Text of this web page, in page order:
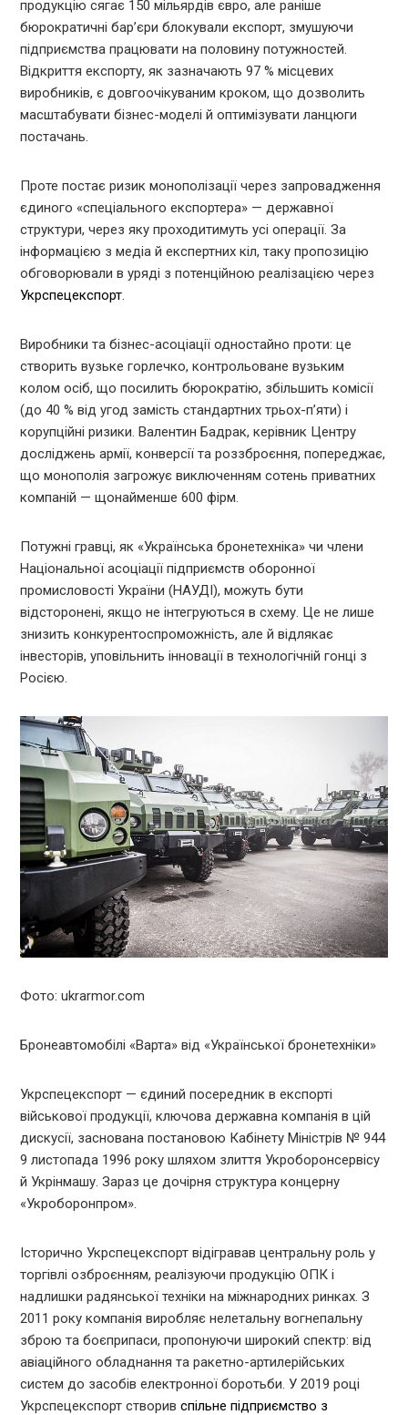
продукцію сягає 150 мільярдів євро, але раніше
бюрократичні бар’єри блокували експорт, змушуючи
підприємства працювати на половину потужностей.
Відкриття експорту, як зазначають 97 % місцевих
виробників, є довгоочікуваним кроком, що дозволить
масштабувати бізнес-моделі й оптимізувати ланцюги
постачань.
Проте постає ризик монополізації через запровадження
єдиного «спеціального експортера» — державної
структури, через яку проходитимуть усі операції. За
інформацією з медіа й експертних кіл, таку пропозицію
обговорювали в уряді з потенційною реалізацією через
Укрспецекспорт.
Виробники та бізнес-асоціації одностайно проти: це
створить вузьке горлечко, контрольоване вузьким
колом осіб, що посилить бюрократію, збільшить комісії
(до 40 % від угод замість стандартних трьох-п’яти) і
корупційні ризики. Валентин Бадрак, керівник Центру
досліджень армії, конверсії та роззброєння, попереджає,
що монополія загрожує виключенням сотень приватних
компаній — щонайменше 600 фірм.
Потужні гравці, як «Українська бронетехніка» чи члени
Національної асоціації підприємств оборонної
промисловості України (НАУДІ), можуть бути
відсторонені, якщо не інтегруються в схему. Це не лише
знизить конкурентоспроможність, але й відлякає
інвесторів, уповільнить інновації в технологічній гонці з
Росією.
Фото: ukrarmor.com
Бронеавтомобілі «Варта» від «Української бронетехніки»
Укрспецекспорт — єдиний посередник в експорті
військової продукції, ключова державна компанія в цій
дискусії, заснована постановою Кабінету Міністрів № 944
9 листопада 1996 року шляхом злиття Укроборонсервісу
й Укрінмашу. Зараз це дочірня структура концерну
«Укроборонпром».
Історично Укрспецекспорт відігравав центральну роль у
торгівлі озброєнням, реалізуючи продукцію ОПК і
надлишки радянської техніки на міжнародних ринках. З
2011 року компанія виробляє нелетальну вогнепальну
зброю та боєприпаси, пропонуючи широкий спектр: від
авіаційного обладнання та ракетно-артилерійських
систем до засобів електронної боротьби. У 2019 році
Укрспецекспорт створивспільне підприємство з